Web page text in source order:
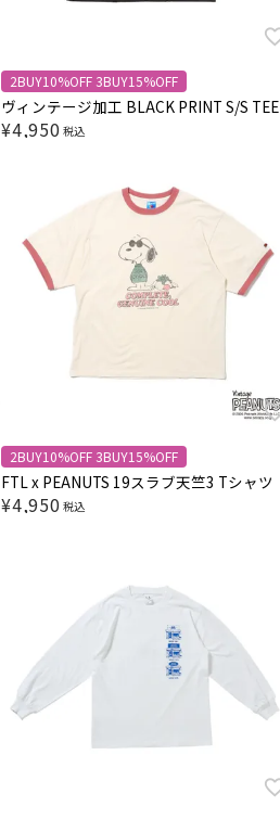
2BUY10%OFF 3BUY15%OFF
ヴィンテージ加工 BLACK PRINT S/S TEE
¥4,950 税込
2BUY10%OFF 3BUY15%OFF
FTL x PEANUTS 19スラブ天竺3 Tシャツ
¥4,950 税込